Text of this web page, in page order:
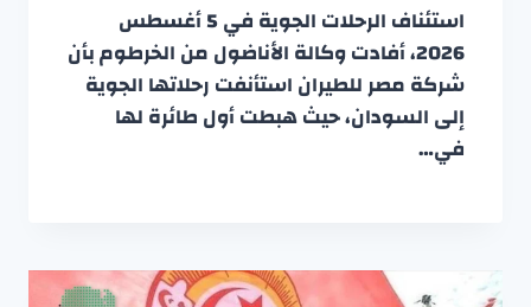
استئناف الرحلات الجوية في 5 أغسطس
2026، أفادت وكالة الأناضول من الخرطوم بأن
شركة مصر للطيران استأنفت رحلاتها الجوية
إلى السودان، حيث هبطت أول طائرة لها
في…